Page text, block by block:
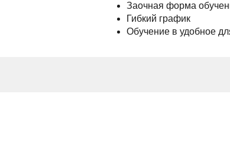
Заочная форма
Гибкий график
Обучение в удобное